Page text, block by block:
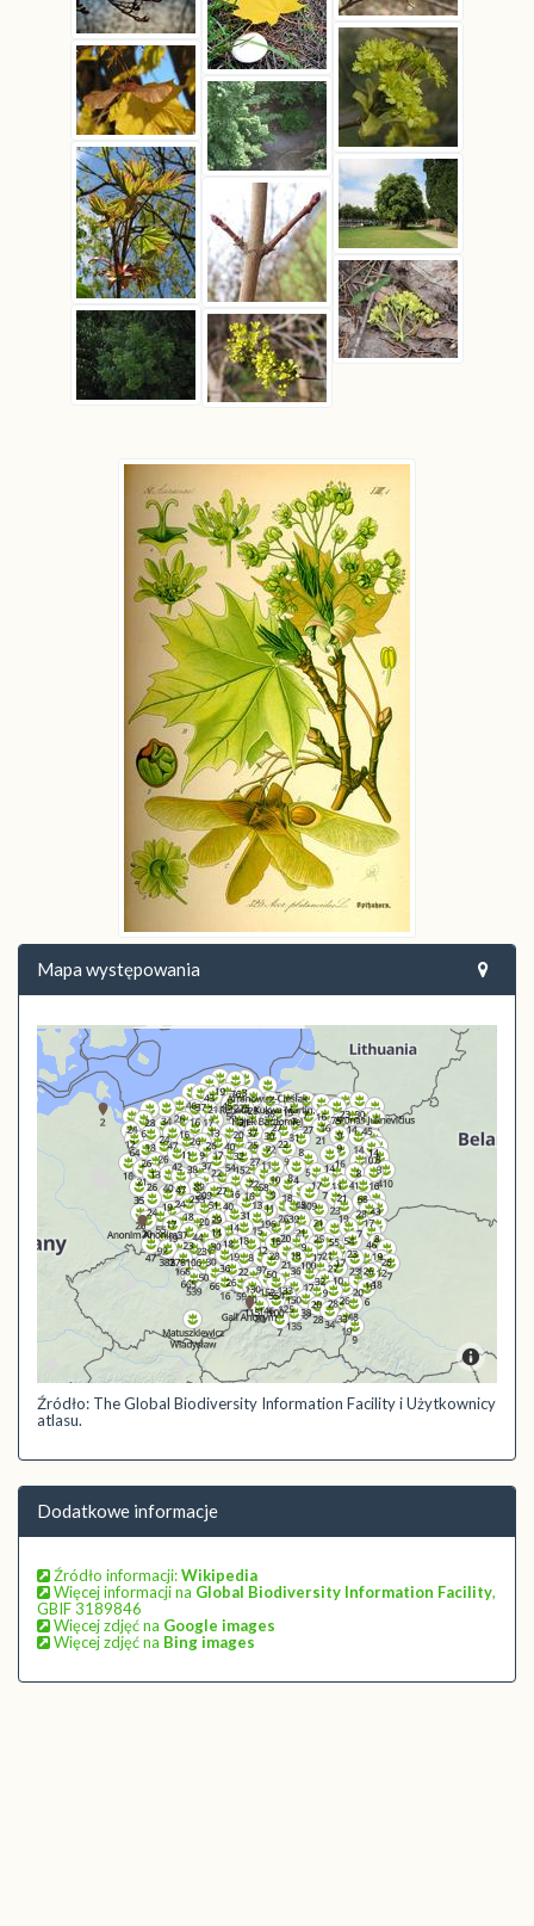
Mapa występowania
Źródło: The Global Biodiversity Information Facility i Użytkownicy
atlasu.
Dodatkowe informacje
Źródło informacji:Wikipedia
Więcej informacji na Global Biodiversity Information Facility,
GBIF 3189846
Więcej zdjęć na Google images
Więcej zdjęć na Bing images